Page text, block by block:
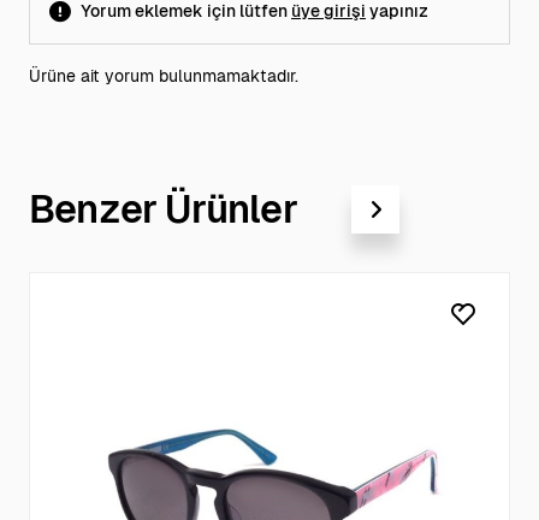
Yorum eklemek için lütfen üye girişi yapınız
Ürüne ait yorum bulunmamaktadır.
Benzer Ürünler